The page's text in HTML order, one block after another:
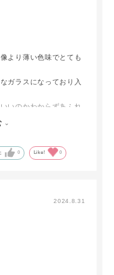
より薄い色味でとても
ガラスになっており入
いのかわからずあふれ
ることです。私のは三
0 Like! 0
2024.8.31